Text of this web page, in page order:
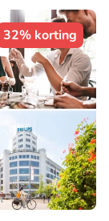
32% korting